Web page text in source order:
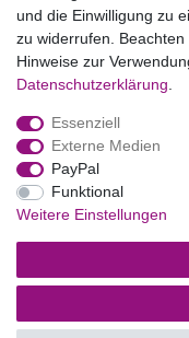
und die Einwilligung zu
zu widerrufen. Beachten
Hinweise zur
Daten­schutz­erklärung
Essenziell
Externe Medien
PayPal
Funktional
Weitere Einstellungen
Neukundenanmeldung
Mein Konto
Zahlung